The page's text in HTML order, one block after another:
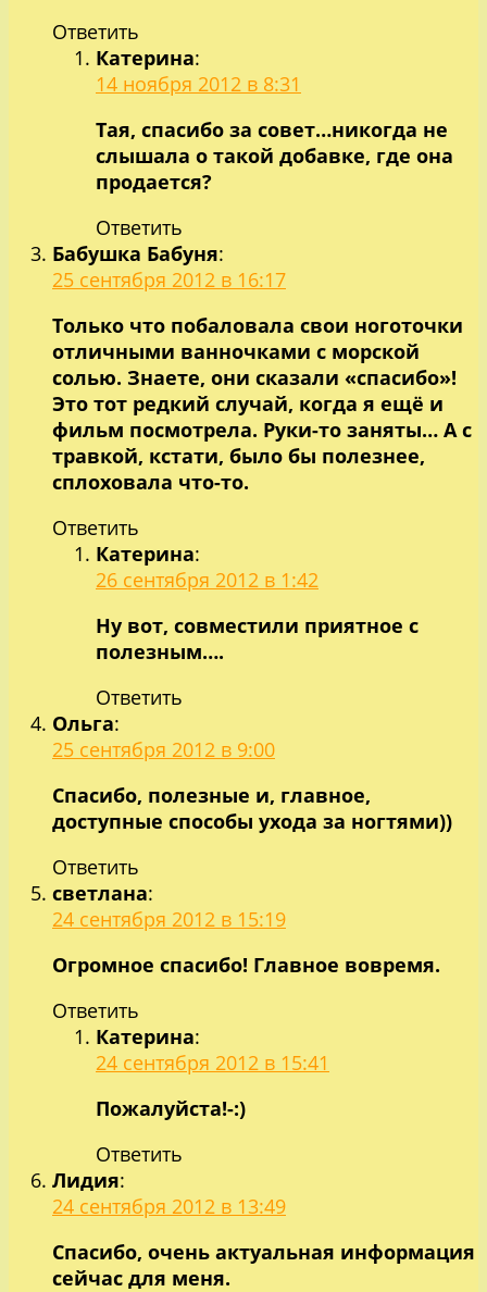
Ответить
Катерина:
14 ноября 2012 в 8:31
Тая, спасибо за совет…никогда не
слышала о такой добавке, где она
продается?
Ответить
Бабушка Бабуня:
25 сентября 2012 в 16:17
Только что побаловала свои ноготочки
отличными ванночками с морской
солью. Знаете, они сказали «спасибо»!
Это тот редкий случай, когда я ещё и
фильм посмотрела. Руки-то заняты… А с
травкой, кстати, было бы полезнее,
сплоховала что-то.
Ответить
Катерина:
26 сентября 2012 в 1:42
Ну вот, совместили приятное с
полезным….
Ответить
Ольга:
25 сентября 2012 в 9:00
Спасибо, полезные и, главное,
доступные способы ухода за ногтями))
Ответить
светлана:
24 сентября 2012 в 15:19
Огромное спасибо! Главное вовремя.
Ответить
Катерина:
24 сентября 2012 в 15:41
Пожалуйста!-:)
Ответить
Лидия:
24 сентября 2012 в 13:49
Спасибо, очень актуальная информация
сейчас для меня.